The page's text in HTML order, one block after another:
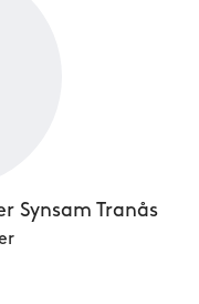
Synsam Tranås